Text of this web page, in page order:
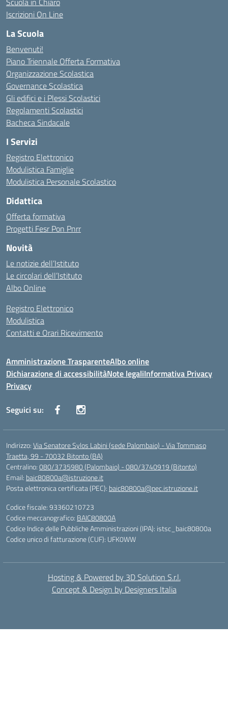
Iscrizioni On Line
La Scuola
Benvenuti!
Piano Triennale Offerta Formativa
Organizzazione Scolastica
Governance Scolastica
Gli edifici e i Plessi Scolastici
Regolamenti Scolastici
Bacheca Sindacale
I Servizi
Registro Elettronico
Modulistica Famiglie
Modulistica Personale Scolastico
Didattica
Offerta formativa
Progetti Fesr Pon Pnrr
Novità
Le notizie dell’Istituto
Le circolari dell’Istituto
Albo Online
Registro Elettronico
Modulistica
Contatti e Orari Ricevimento
Amministrazione TrasparenteAlbo online
Dichiarazione di accessibilitàNote legaliInformativa Privacy
Privacy
Seguici su:
Indirizzo:Via Senatore Sylos Labini (sede Palombaio) - Via Tommaso
Traetta, 99 - 70032 Bitonto (BA)
Centralino:080/3735980 (Palombaio) - 080/3740919 (Bitonto)
Email: baic80800a@istruzione.it
Posta elettronica certificata (PEC): baic80800a@pec.istruzione.it
Codice fiscale: 93360210723
Codice meccanografico: BAIC80800A
Codice Indice delle Pubbliche Amministrazioni (IPA): istsc_baic80800a
Codice unico di fatturazione (CUF): UFK0WW
Hosting & Powered by 3D Solution S.r.l.
Concept & Design by Designers Italia